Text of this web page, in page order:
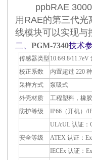
ppbRAE 3000
用RAE的第三代
线模块可以实现与
二、 PGM-7340技术
传感器类型 10.6/9.8/
校正系数
内置超过 220
采样方式
泵吸式
外壳材质
工程塑料，橡
防护等级
IP66（开机）/
UL/cUL 认证：
安全等级
ATEX 认证：
IECEx 认证：